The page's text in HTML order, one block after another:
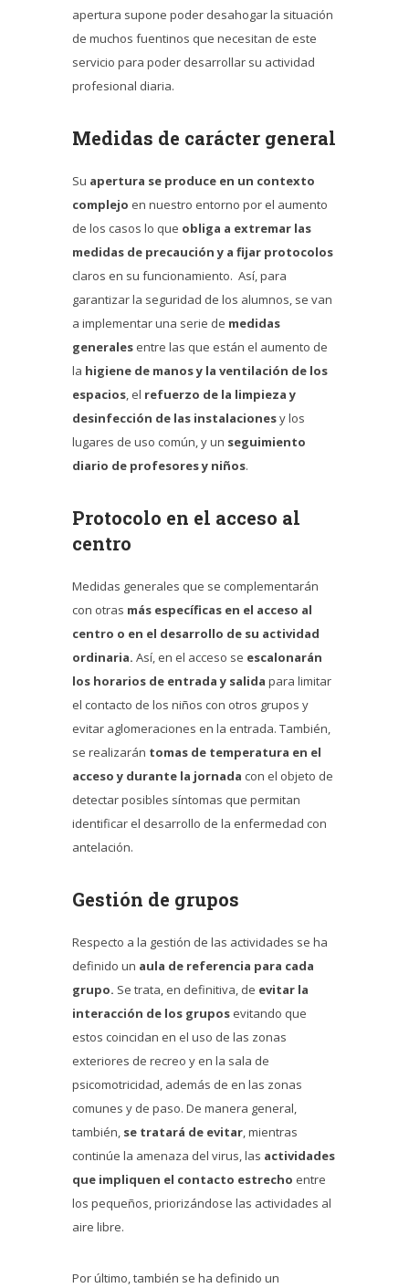
apertura supone poder desahogar la situación
de muchos fuentinos que necesitan de este
servicio para poder desarrollar su actividad
profesional diaria.
Medidas de carácter general
Su apertura se produce en un contexto
complejo en nuestro entorno por el aumento
de los casos lo que obliga a extremar las
medidas de precaución y a fijar protocolos
claros en su funcionamiento. Así, para
garantizar la seguridad de los alumnos, se van
a implementar una serie de medidas
generales entre las que están el aumento de
la higiene de manos y la ventilación de los
espacios , el refuerzo de la limpieza y
desinfección de las instalacionesy los
lugares de uso común, y un seguimiento
diario de profesores y niños.
Protocolo en el acceso al
centro
Medidas generales que se complementarán
con otras más específicas en el acceso al
centro o en el desarrollo de su actividad
ordinaria. Así, en el acceso se escalonarán
los horarios de entrada y salida para limitar
el contacto de los niños con otros grupos y
evitar aglomeraciones en la entrada. También,
se realizarán tomas de temperatura en el
acceso y durante la jornada con el objeto de
detectar posibles síntomas que permitan
identificar el desarrollo de la enfermedad con
antelación.
Gestión de grupos
Respecto a la gestión de las actividades se ha
definido un aula de referencia para cada
grupo. Se trata, en definitiva, de evitar la
interacción de los grupos evitando que
estos coincidan en el uso de las zonas
exteriores de recreo y en la sala de
psicomotricidad, además de en las zonas
comunes y de paso. De manera general,
también, se tratará de evitar , mientras
continúe la amenaza del virus, las actividades
que impliquen el contacto estrecho entre
los pequeños, priorizándose las actividades al
aire libre.
Por último, también se ha definido un